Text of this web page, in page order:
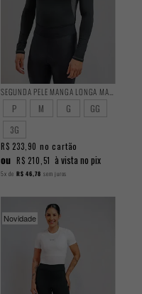
P M G
GG
3G
R$ 233,90 no cartão
ou R$ 210,51 à vista no pix
5x de R$ 46,78 sem juros
Novidade